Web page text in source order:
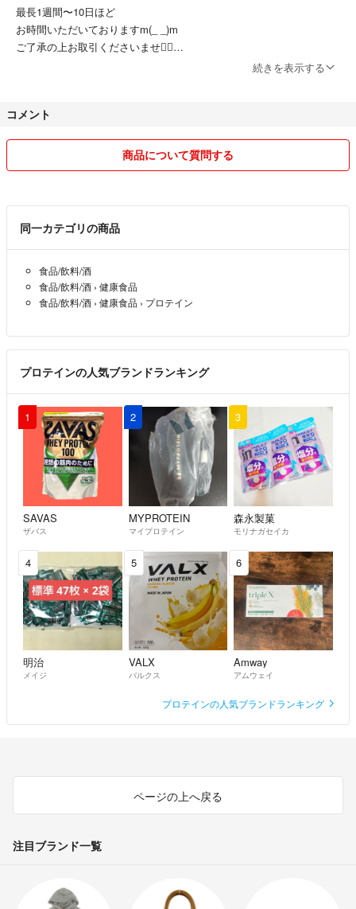
最長1週間〜10日ほど
お時間いただいておりますm(_ _)m
ご了承の上お取引くださいませ🙇‍♀️
時間指定等は行えませんのでご了承ください
続きを表示する
コメント
商品について質問する
同一カテゴリの商品
食品/飲料/酒
食品/飲料/酒 › 健康食品
食品/飲料/酒 › 健康食品 › プロテイン
プロテインの人気ブランドランキング
1
SAVAS
ザバス
2
MYPROTEIN
マイプロテイン
3
森永製菓
モリナガセイカ
4
明治
メイジ
5
VALX
バルクス
6
Amway
アムウェイ
プロテインの人気ブランドランキング
ページの上へ戻る
注目ブランド一覧